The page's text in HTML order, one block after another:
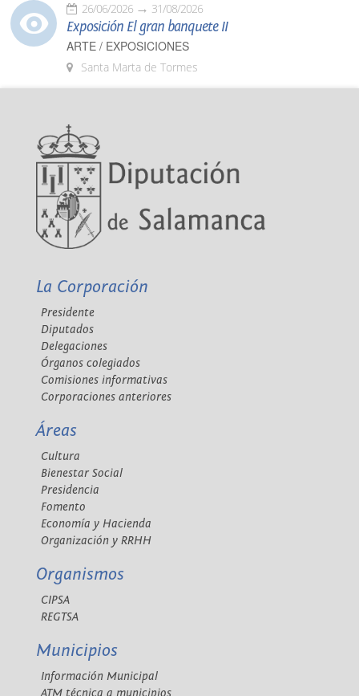
26/06/2026 31/08/2026
Exposición El gran banquete II
ARTE / EXPOSICIONES
Santa Marta de Tormes
La Corporación
Presidente
Diputados
Delegaciones
Órganos colegiados
Comisiones informativas
Corporaciones anteriores
Áreas
Cultura
Bienestar Social
Presidencia
Fomento
Economía y Hacienda
Organización y RRHH
Organismos
CIPSA
REGTSA
Municipios
Información Municipal
ATM técnica a municipios